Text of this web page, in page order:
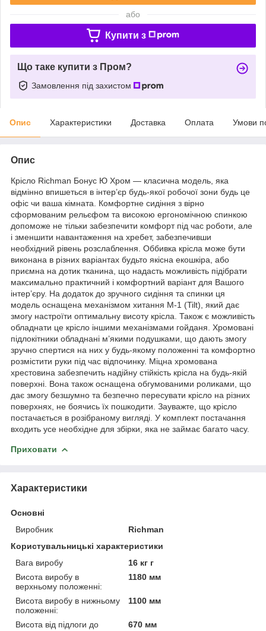
або
Купити з
Що таке купити з Пром?
Замовлення під захистом
Опис Характеристики Доставка Оплата Умови
Опис
Крісло Richman Бонус Ю Хром — класична модель, яка
відмінно впишеться в інтер’єр будь-якої робочої зони будь це
офіс чи ваша кімната. Комфортне сидіння з вірно
сформованим рельєфом та високою ергономічною спинкою
допоможе не тільки забезпечити комфорт під час роботи, але
і зменшити навантаження на хребет, забезпечивши
необхідний рівень розслаблення. Оббивка крісла може бути
виконана в різних варіантах будьто якісна екошкіра, або
приємна на дотик тканина, що надасть можливість підібрати
максимально практичний і комфортний варіант для Вашого
інтер’єру. На додаток до зручного сидіння та спинки ця
модель оснащена механізмом хитання M-1 (Tilt), який дає
змогу настроїти оптимальну висоту крісла. Також є можливість
обладнати це крісло іншими механізмами гойданя. Хромовані
підлокітники обладнані м’якими подушками, що дають змогу
зручно спертися на них у будь-якому положенні та комфортно
розмістити руки під час відпочинку. Міцна хромована
хрестовина забезпечить надійну стійкість крісла на будь-якій
поверхні. Вона також оснащена обгумованими роликами, що
дає змогу безшумно та безпечно пересувати крісло на різних
поверхнях, не боячись їх пошкодити. Зауважте, що крісло
постачається в розібраному вигляді. У комплект постачання
входить усе необхідне для збірки, яка не займає багато часу.
Приховати
Характеристики
Основні
Виробник
Richman
Користувальницькі характеристики
Вага виробу
16 кг г
Висота виробу в
верхньому положенні:
1180 мм
Висота виробу в нижньому
положенні:
1100 мм
Висота від підлоги до
670 мм